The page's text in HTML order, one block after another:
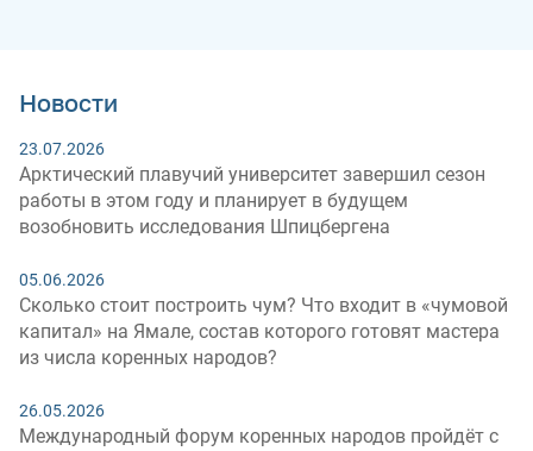
Новости
23.07.2026
Арктический плавучий университет завершил сезон
работы в этом году и планирует в будущем
возобновить исследования Шпицбергена
05.06.2026
Сколько стоит построить чум? Что входит в «чумовой
капитал» на Ямале, состав которого готовят мастера
из числа коренных народов?
26.05.2026
Международный форум коренных народов пройдёт с